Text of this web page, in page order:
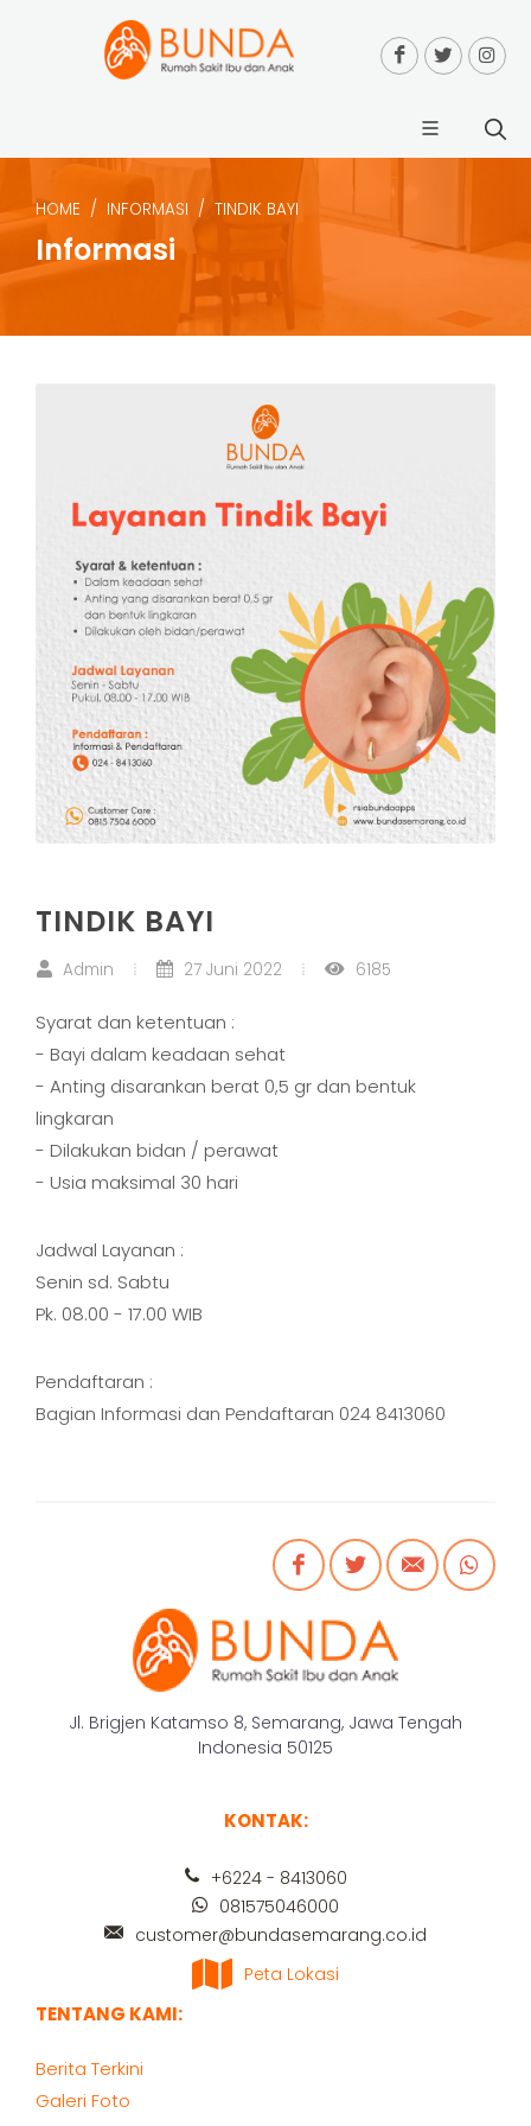
HOME INFORMASI TINDIK BAYI
Informasi
TINDIK BAYI
Admin 27 Juni 2022 6185
Syarat dan ketentuan :
- Bayi dalam keadaan sehat
- Anting disarankan berat 0,5 gr dan bentuk
lingkaran
- Dilakukan bidan / perawat
- Usia maksimal 30 hari
Jadwal Layanan :
Senin sd. Sabtu
Pk. 08.00 - 17.00 WIB
Pendaftaran :
Bagian Informasi dan Pendaftaran 024 8413060
Jl. Brigjen Katamso 8, Semarang, Jawa Tengah
Indonesia 50125
KONTAK:
+6224 - 8413060
081575046000
customer@bundasemarang.co.id
Peta Lokasi
TENTANG KAMI:
Berita Terkini
Galeri Foto